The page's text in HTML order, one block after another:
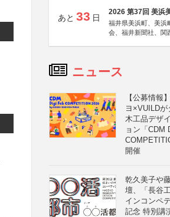
あと 33 日
2026 第37回 美浜
福井県美浜町、美浜
会、福井新聞社、関
ニュース
【公募情報
ヨ×VUILDが
木工品デザ
ョン「CDM
開催
乾久美子や
壇、「長谷
インコンペ
記念 特別講